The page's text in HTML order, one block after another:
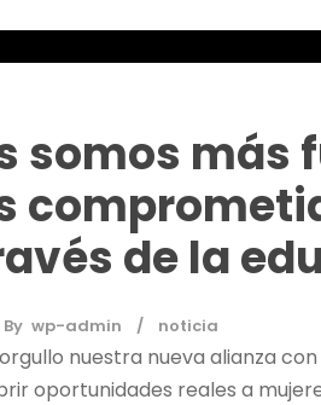
somos más
de la
By wp-admin noticia
nuestra nueva alianza
oportunidades reales a